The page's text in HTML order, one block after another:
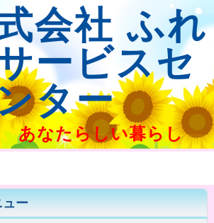
社 ふれ
ービスセ
ター
あなたらしい暮らし
ュー